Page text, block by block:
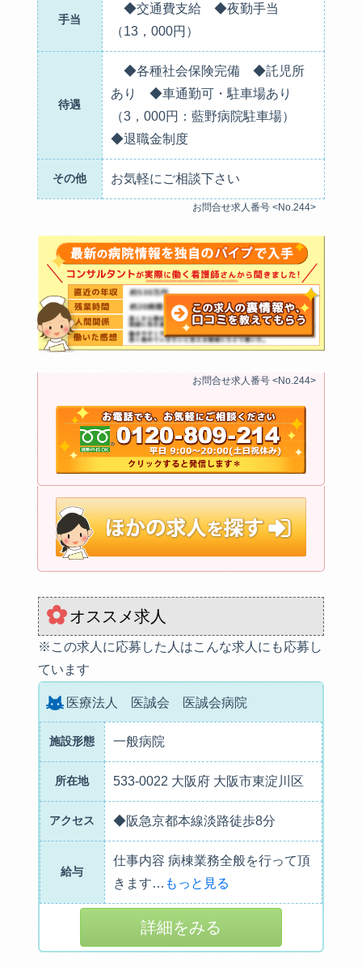
手当
◆交通費支給 ◆夜勤手当
（13，000円）
待遇
◆各種社会保険完備 ◆託児所
あり ◆車通勤可・駐車場あり
（3，000円：藍野病院駐車場）
◆退職金制度
その他 お気軽にご相談下さい
お問合せ求人番号 <No.244>
お問合せ求人番号 <No.244>
オススメ求人
※この求人に応募した人はこんな求人にも応募し
ています
医療法人 医誠会 医誠会病院
施設形態 一般病院
所在地 533-0022 大阪府 大阪市東淀川区
アクセス ◆阪急京都本線淡路徒歩8分
給与
仕事内容 病棟業務全般を行って頂
きます… もっと見る
詳細をみる